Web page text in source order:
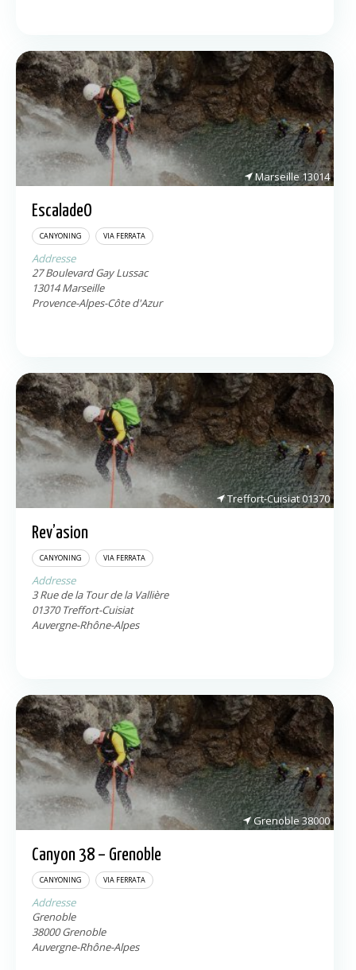
Marseille13014
EscaladeO
CANYONING VIA FERRATA
Addresse
27 Boulevard Gay Lussac
13014 Marseille
Provence-Alpes-Côte d'Azur
Treffort-Cuisiat01370
Rev’asion
CANYONING VIA FERRATA
Addresse
3 Rue de la Tour de la Vallière
01370 Treffort-Cuisiat
Auvergne-Rhône-Alpes
Grenoble38000
Canyon 38 – Grenoble
CANYONING VIA FERRATA
Addresse
Grenoble
38000 Grenoble
Auvergne-Rhône-Alpes